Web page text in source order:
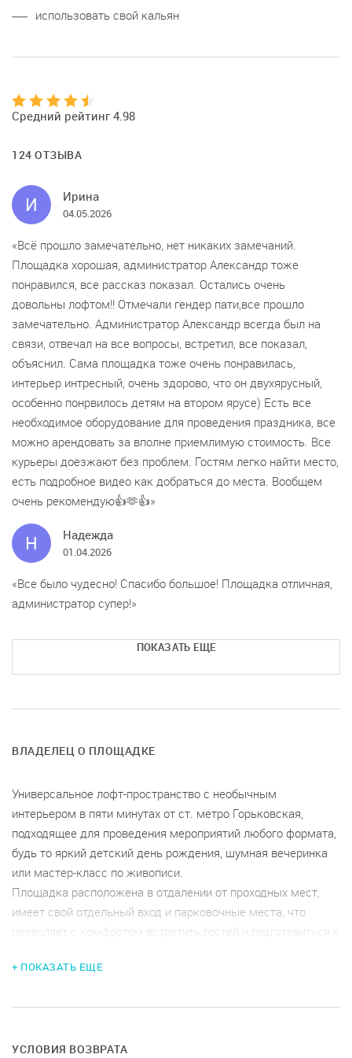
использовать свой кальян
Средний рейтинг 4.98
124 ОТЗЫВА
И Ирина
04.05.2026
Всё прошло замечательно, нет никаких замечаний.
Площадка хорошая, администратор Александр тоже
понравился, все рассказ показал. Остались очень
довольны лофтом!! Отмечали гендер пати,все прошло
замечательно. Администратор Александр всегда был на
связи, отвечал на все вопросы, встретил, все показал,
объяснил. Сама площадка тоже очень понравилась,
интерьер интресный, очень здорово, что он двухярусный,
особенно понрвилось детям на втором ярусе) Есть все
необходимое оборудование для проведения праздника, все
можно арендовать за вполне приемлимую стоимость. Все
курьеры доезжают без проблем. Гостям легко найти место,
есть подробное видео как добраться до места. Вообщем
очень рекомендую👍🫶👍
Н Надежда
01.04.2026
Все было чудесно! Спасибо большое! Площадка отличная,
администратор супер!
ПОКАЗАТЬ ЕЩЕ
ВЛАДЕЛЕЦ О ПЛОЩАДКЕ
Универсальное лофт-пространство с необычным
интерьером в пяти минутах от ст. метро Горьковская,
подходящее для проведения мероприятий любого формата,
будь то яркий детский день рождения, шумная вечеринка
или мастер-класс по живописи.
Площадка расположена в отдалении от проходных мест,
имеет свой отдельный вход и парковочные места, что
позволяет с комфортом встретить гостей и подготовиться к
Пространство оснащено всем необходимым: мебель и
мультимедийная система с доступным подключением, wi-fi,
Гости площадки имеют возможность арендовать
+ ПОКАЗАТЬ ЕЩЕ
УСЛОВИЯ ВОЗВРАТА